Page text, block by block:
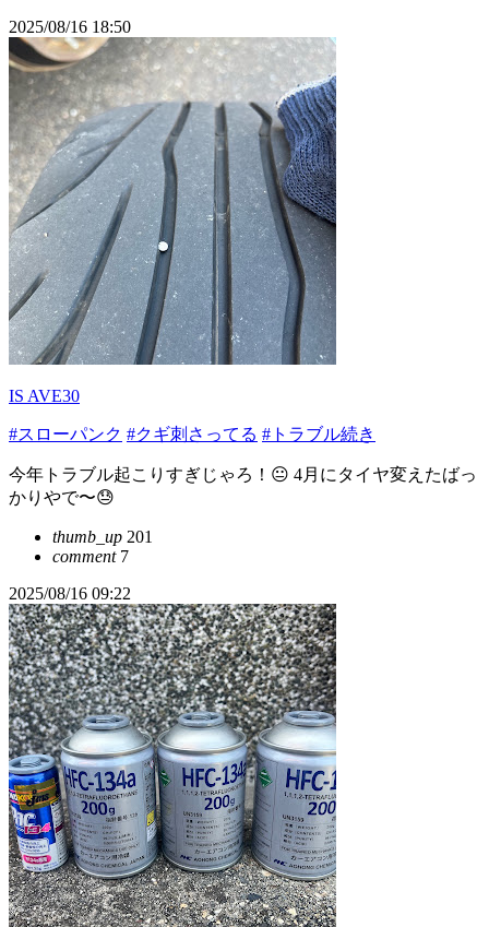
2025/08/16 18:50
IS AVE30
#スローパンク #クギ刺さってる #トラブル続き
今年トラブル起こりすぎじゃろ！😐 4月にタイヤ変えたばっ
かりやで〜😓
thumb_up 201
comment7
2025/08/16 09:22